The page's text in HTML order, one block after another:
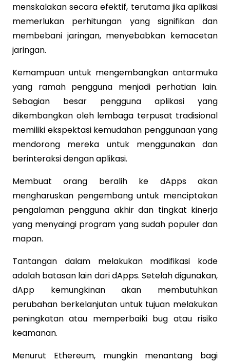
menskalakan secara efektif, terutama jika aplikasi
memerlukan perhitungan yang signifikan dan
membebani jaringan, menyebabkan kemacetan
jaringan.
Kemampuan untuk mengembangkan antarmuka
yang ramah pengguna menjadi perhatian lain.
Sebagian besar pengguna aplikasi yang
dikembangkan oleh lembaga terpusat tradisional
memiliki ekspektasi kemudahan penggunaan yang
mendorong mereka untuk menggunakan dan
berinteraksi dengan aplikasi.
Membuat orang beralih ke dApps akan
mengharuskan pengembang untuk menciptakan
pengalaman pengguna akhir dan tingkat kinerja
yang menyaingi program yang sudah populer dan
mapan.
Tantangan dalam melakukan modifikasi kode
adalah batasan lain dari dApps. Setelah digunakan,
dApp kemungkinan akan membutuhkan
perubahan berkelanjutan untuk tujuan melakukan
peningkatan atau memperbaiki bug atau risiko
keamanan.
Menurut Ethereum, mungkin menantang bagi